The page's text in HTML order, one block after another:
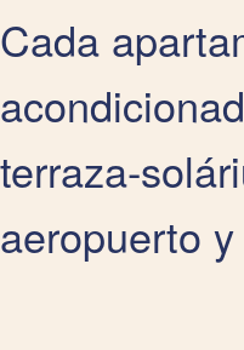
Cada
terraza-
aeropuerto